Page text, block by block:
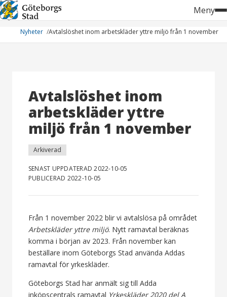
Hoppa
till
innehåll
Meny
Nyheter Avtalslöshet inom arbetskläder yttre miljö från 1 november
Avtalslöshet inom
arbetskläder yttre
miljö från 1 november
Arkiverad
SENAST UPPDATERAD 2022-10-05
PUBLICERAD 2022-10-05
Från 1 november 2022 blir vi avtalslösa på området
Arbetskläder yttre miljö. Nytt ramavtal beräknas
komma i början av 2023. Från november kan
beställare inom Göteborgs Stad använda Addas
ramavtal för yrkeskläder.
Göteborgs Stad har anmält sig till Adda
inköpscentrals ramavtal Yrkeskläder 2020 del A